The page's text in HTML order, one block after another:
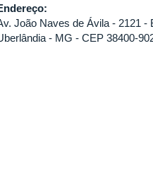
João Naves de Ávila - 2121 -
- MG - CEP 38400-